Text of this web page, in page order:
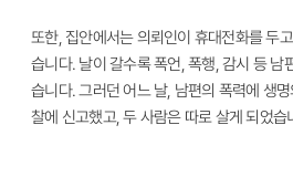
또한, 집안에서는 의뢰인이 휴대전화를 두
습니다. 날이 갈수록 폭언, 폭행, 감시 등 남
습니다. 그러던 어느 날, 남편의 폭력에 생명
찰에 신고했고, 두 사람은 따로 살게 되었습